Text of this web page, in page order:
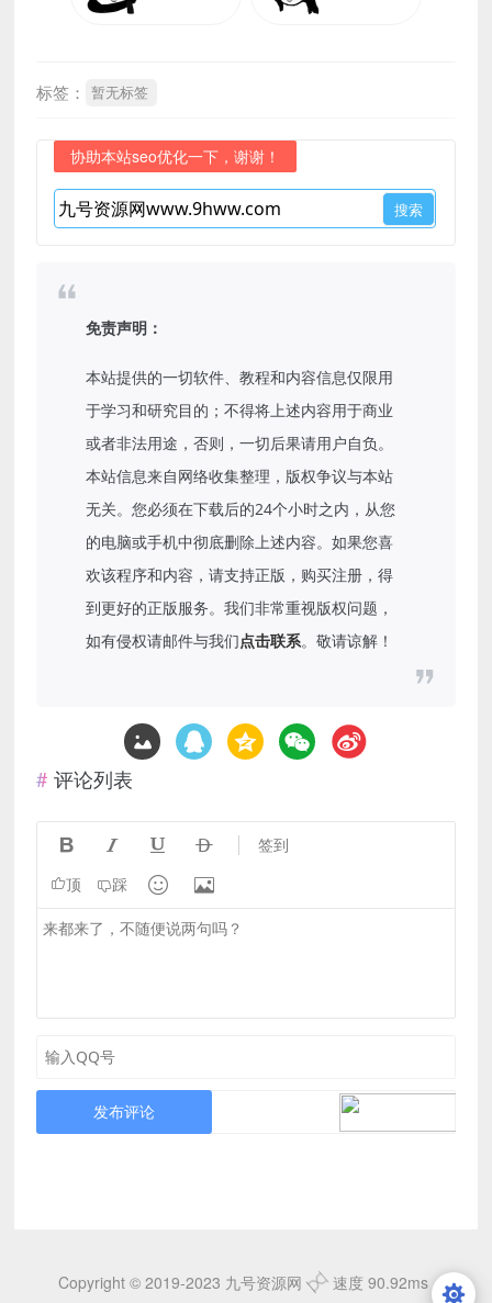
标签： 暂无标签
协助本站seo优化一下，谢谢！
免责声明：
本站提供的一切软件、教程和内容信息仅限用
于学习和研究目的；不得将上述内容用于商业
或者非法用途，否则，一切后果请用户自负。
本站信息来自网络收集整理，版权争议与本站
无关。您必须在下载后的24个小时之内，从您
的电脑或手机中彻底删除上述内容。如果您喜
欢该程序和内容，请支持正版，购买注册，得
到更好的正版服务。我们非常重视版权问题，
如有侵权请邮件与我们点击联系。敬请谅解！
评论列表
    签到
顶 踩  
发布评论
Copyright © 2019-2023 九号资源网 速度 90.92ms